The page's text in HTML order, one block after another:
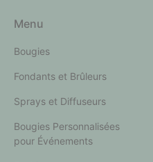
Menu
Bougies
Fondants et Brûleurs
Sprays et Diffuseurs
Bougies Personnalisées
pour Événements